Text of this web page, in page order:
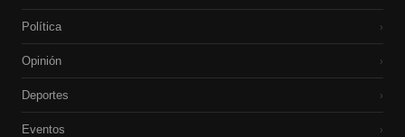
Política ›
Opinión ›
Deportes ›
Eventos ›